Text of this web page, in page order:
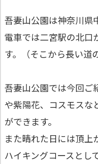
吾妻山公園は神奈川県
電車では二宮駅の北口
す。（そこから長い道
吾妻山公園では今回ご
や紫陽花、コスモスな
ができます。
また晴れた日には頂上
ハイキングコースとし